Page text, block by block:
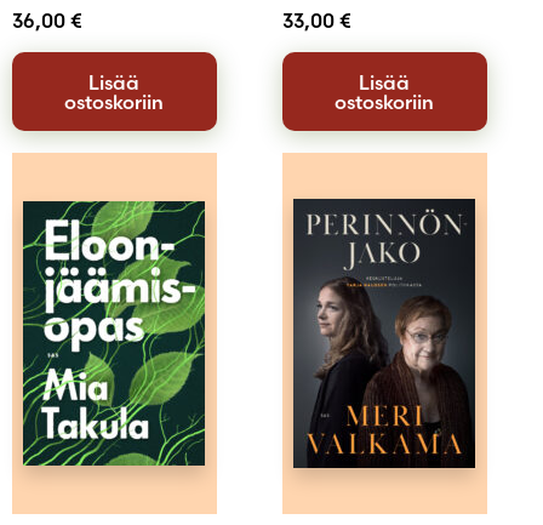
36,00 €
Lisää
ostoskoriin
33,00 €
Lisää
ostoskoriin